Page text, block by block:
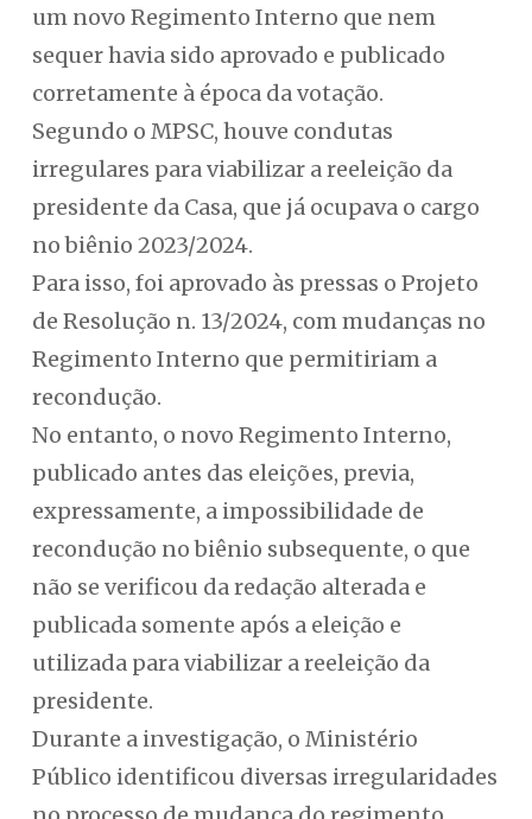
um novo Regimento Interno que nem
sequer havia sido aprovado e publicado
corretamente à época da votação.
Segundo o MPSC, houve condutas
irregulares para viabilizar a reeleição da
presidente da Casa, que já ocupava o cargo
no biênio 2023/2024.
Para isso, foi aprovado às pressas o Projeto
de Resolução n. 13/2024, com mudanças no
Regimento Interno que permitiriam a
recondução.
No entanto, o novo Regimento Interno,
publicado antes das eleições, previa,
expressamente, a impossibilidade de
recondução no biênio subsequente, o que
não se verificou da redação alterada e
publicada somente após a eleição e
utilizada para viabilizar a reeleição da
presidente.
Durante a investigação, o Ministério
Público identificou diversas irregularidades